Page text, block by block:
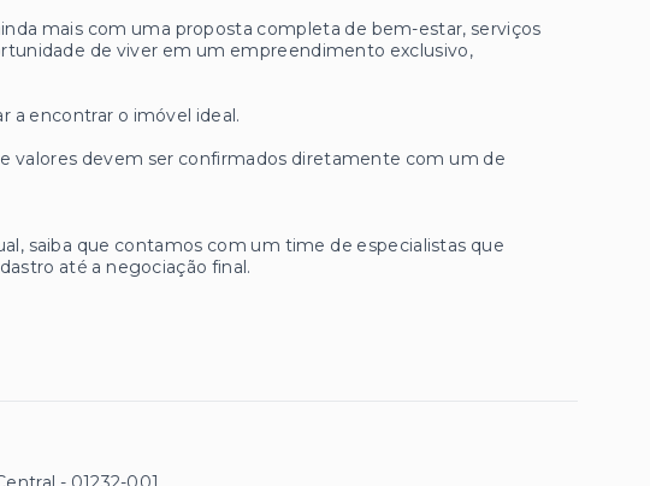
mais com uma proposta completa de bem-estar, serviços
de viver em um empreendimento exclusivo,
a encontrar o imóvel ideal.
valores devem ser confirmados diretamente com um de
saiba que contamos com um time de especialistas que
até a negociação final.